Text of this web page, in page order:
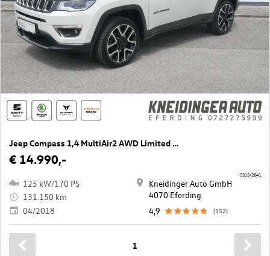
Jeep Compass 1,4 MultiAir2 AWD Limited Aut.
€ 14.990,-
125 kW/170 PS
131.150 km
04/2018
Kneidinger Auto GmbH
4070 Eferding
4,9
(152)
5315/2841
1